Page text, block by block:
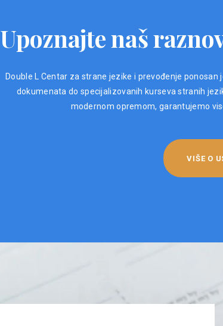
Upoznajte naš
Double L Centar za strane jezike i prevođenje
dokumenata do specijalizovanih kurseva stranih
modernom opremom, garantujemo
VIŠE O